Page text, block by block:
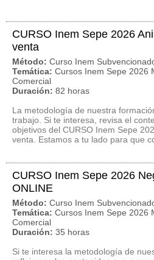
CURSO Inem Sepe 2026
venta
Método: Curso Inem
Temática: Cursos Inem Sepe 2026
Comercial
Duración: 82 horas
La metodología de nuestra
trabajo. Si te interesa, revisa el
objetivos del CURSO Inem Sepe
venta. Estamos a tu lado para que
CURSO Inem Sepe 2026
ONLINE
Método: Curso Inem
Temática: Cursos Inem Sepe 2026
Comercial
Duración: 35 horas
Si te interesa la metodología de